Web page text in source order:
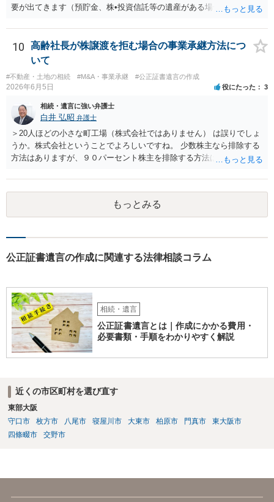
るかは、基本的には遺言者本人の意思による問題です。まずは、母親
無・内容について説明してよい」旨を明確に伝えてもらい、委任状の
写しを添付して、期限を区切って書面で回答を求めることが考えられ
ます。それでも回答がない場合には、母親本人の意思能力や真意、兄
による不当な関与の有無も含めて、別の弁護士に資料（遺言書案、委
任状、母親の発言内容、弁護士との連絡履歴、兄とのやり取り等）を
示して相談した方がよいように思います。
要が出てきます（預貯金、株•投資信託等の遺産がある場合に、どの遺
投資信託は他の相続人にというような分け方をするのか等について
は、相続人間で遺産分割協議により決める必要があります）。
10
高齢社長が株譲渡を拒む場合の事業承継方法につ
いて
#不動産・土地の相続 #M&A・事業承継 #公正証書遺言の作成
2026年6月5日 役にたった 3
相続・遺言に強い弁護士
白井 弘昭 弁護士
＞20人ほどの小さな町工場（株式会社ではありません） は誤りでしょ
うか。株式会社ということでよろしいですね。 少数株主なら排除する
方法はありますが、９０パーセント株主を排除する方法は現実的にあ
るか、家族を説得して承継させるかしかないでしょう。 また、出資者
がいれば、全員で会社を辞めて新たな会社を立ち上げることも考えら
れます。 それか、しばらく我慢して、社長が没した後に相続人から承
継させるしかないように思えます。 私見ながらご参考まで。
もっとみる
公正証書遺言の作成に関連する法律相談コラム
相続・遺言
公正証書遺言とは｜作成にかかる費用・
必要書類・手順をわかりやすく解説
近くの市区町村を選び直す
東部大阪
守口市
枚方市 八尾市 寝屋川市 大東市 柏原市 門真市
東大阪市
四條畷市
交野市